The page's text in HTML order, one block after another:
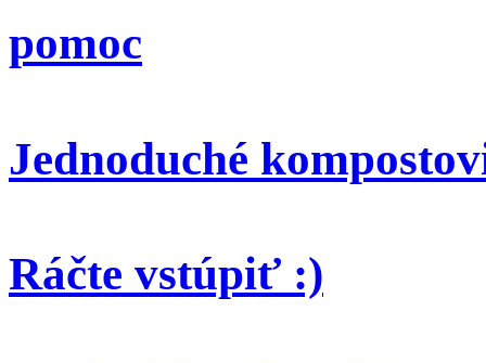
pomoc
Jednoduché
Ráčte vstúpiť :)